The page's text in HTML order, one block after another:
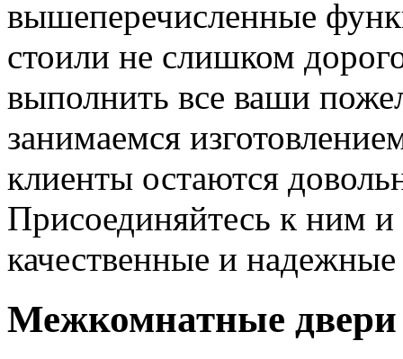
вышеперечисленные
стоили не слишком
выполнить все ваши
занимаемся
клиенты остаются
Присоединяйтесь к ним
качественные и
Межкомнатные двери